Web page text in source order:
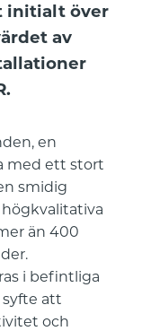
initialt över
av
en
med ett stort
smidig
högkvalitativa
än 400
i befintliga
att
och